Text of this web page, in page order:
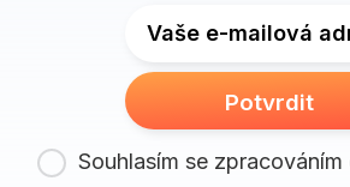
Vaše e-mailová
Potvrdit
Souhlasím se